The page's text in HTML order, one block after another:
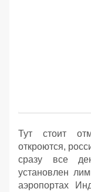
Тут стоит
откроются,
сразу все
установлен
аэропортах